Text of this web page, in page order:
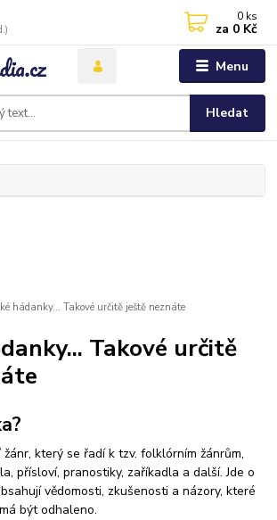
Menu
Hledat
0 ks
za 0 Kč
hádanky... Takové určitě ještě neznáte
Takové určitě
který se řadí k tzv. folklórním žánrům,
přísloví, pranostiky, zaříkadla a další. Jde o
vědomosti, zkušenosti a názory, které
být odhaleno.